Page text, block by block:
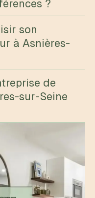
?
son
à Asnières-
de
sur-Seine